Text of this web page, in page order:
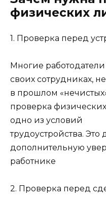
физических
1. Проверка перед
Многие
своих сотрудниках,
в прошлом
проверка
одно из условий
трудоустройства. Это
дополнительную
работнике
2. Проверка перед